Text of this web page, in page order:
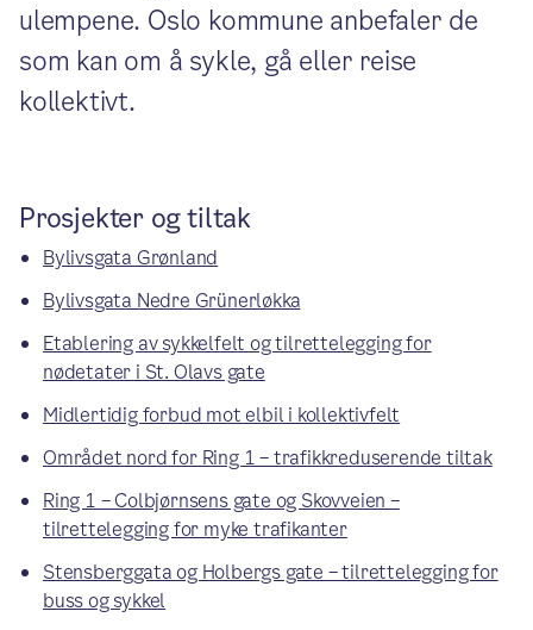
ulempene. Oslo kommune anbefaler de
som kan om å sykle, gå eller reise
kollektivt.
Prosjekter og tiltak
Bylivsgata Grønland
Bylivsgata Nedre Grünerløkka
Etablering av sykkelfelt og tilrettelegging for
nødetater i St. Olavs gate
Midlertidig forbud mot elbil i kollektivfelt
Området nord for Ring 1 – trafikkreduserende tiltak
Ring 1 – Colbjørnsens gate og Skovveien –
tilrettelegging for myke trafikanter
Stensberggata og Holbergs gate – tilrettelegging for
buss og sykkel